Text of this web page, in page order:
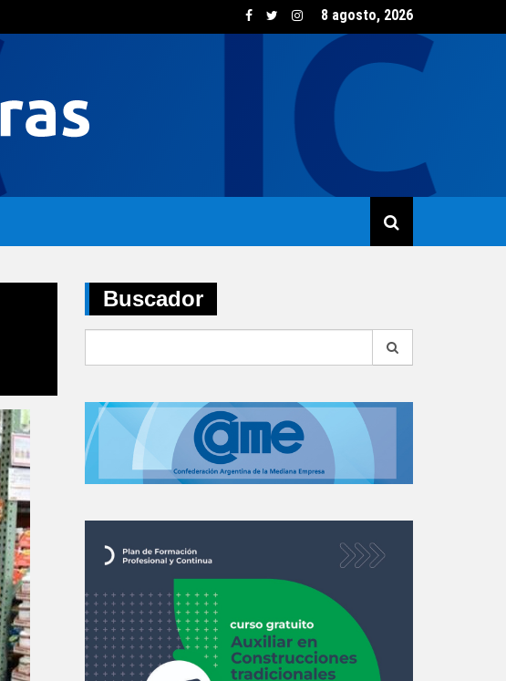
El consumo de vino creció un 5,8% en junio impulsado por las opciones
8 agosto, 2026
Buscador